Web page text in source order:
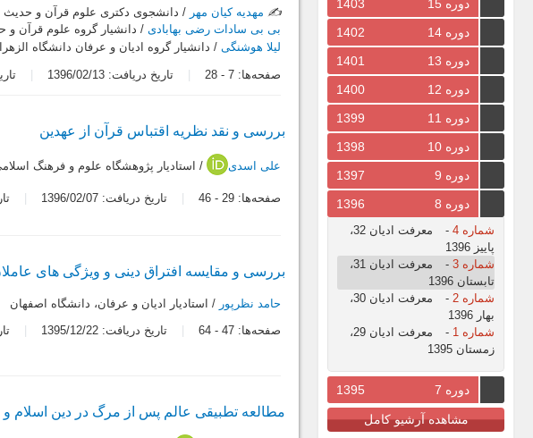
دوره 15
1403
دوره 14
1402
دوره 13
1401
دوره 12
1400
دوره 11
1399
دوره 10
1398
دوره 9
1397
دوره 8
1396
شماره 4 -
معرفت ادیان 32،
پاییز 1396
شماره 3
-
معرفت ادیان 31،
تابستان 1396
شماره 2
-
معرفت ادیان 30،
بهار 1396
شماره 1
-
معرفت ادیان 29،
زمستان 1395
دوره 7 1395
مشاهده آرشیو کامل
✍️ مهدیه کیان مهر / دانشجوی دکتری علوم قرآن و حديث
بی بی سادات رضی بهابادی/ دانشيار گروه علوم قرآن و
لیلا هوشنگی/ دانشيار گروه اديان و عرفان دانشگاه الزهرا
صفحه‌ها: 7
-
28 تاریخ دریافت: 1396/02/13
بررسی و نقد نظریه اقتباس قرآن از عهدین
علی اسدی / استادیار پژوهشگاه علوم و فرهنگ
صفحه‌ها: 29
-
46 تاریخ دریافت: 1396/02/07
بررسی و مقایسه افتراق دینی و ویژگی های
حامد نظرپور / استاديار اديان و عرفان، دانشگاه اصفهان
صفحه‌ها: 47
-
64 تاریخ دریافت: 1395/12/22
مطالعه تطبیقی عالم پس از مرگ در دین اسلام